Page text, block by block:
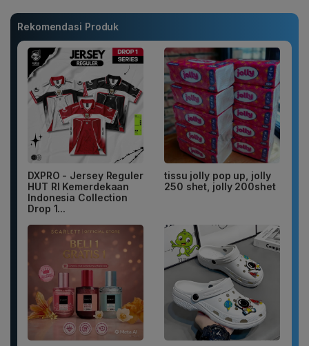
Rekomendasi Produk
DXPRO - Jersey Reguler
HUT RI Kemerdekaan
Indonesia Collection
Drop 1...
tissu jolly pop up, jolly
250 shet, jolly 200shet